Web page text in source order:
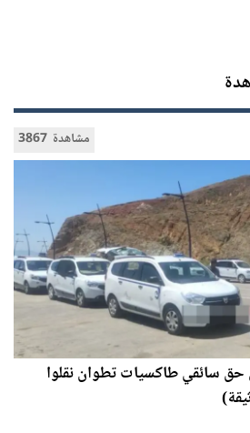
3867 مشاهدة
سائقي طاكسيات تطوان نقلوا